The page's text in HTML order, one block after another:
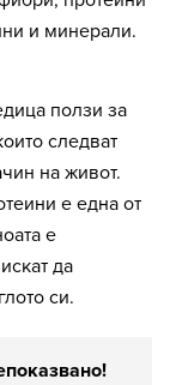
и минерали.
ползи за
следват
на живот.
е една от
е
да
си.